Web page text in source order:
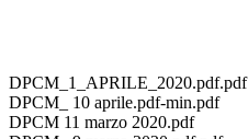
DPCM_1_APRILE_2020.pdf.pdf
DPCM_ 10 aprile.pdf-min.pdf
DPCM 11 marzo 2020.pdf